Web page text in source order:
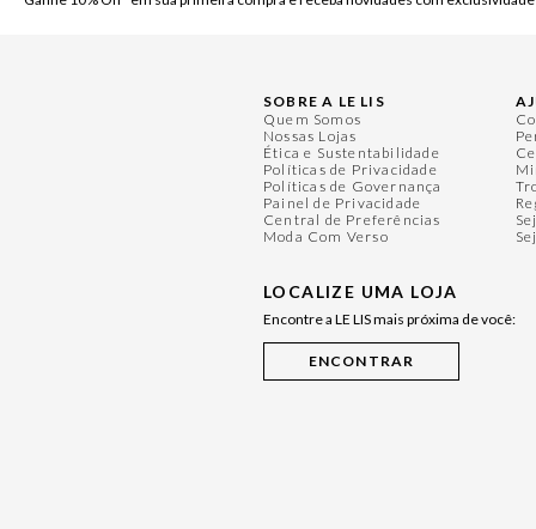
SOBRE A LE LIS
Quem Somos
Nossas Lojas
Ética e Sustentabilidade
Políticas de Privacidade
Políticas de Governança
Painel de Privacidade
Central de Preferências
Moda Com Verso
LOCALIZE UMA LOJA
Encontre a LE LIS mais próxima de você: